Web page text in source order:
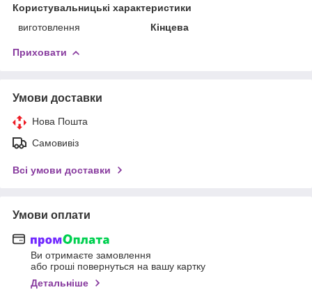
Користувальницькі характеристики
виготовлення
Кінцева
Приховати
Умови доставки
Нова Пошта
Самовивіз
Всі умови доставки
Умови оплати
Ви отримаєте замовлення
або гроші повернуться на вашу картку
Детальніше